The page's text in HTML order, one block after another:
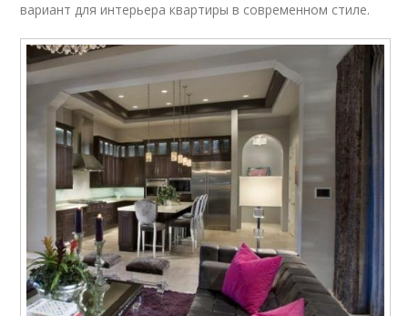
вариант для интерьера квартиры в современном стиле.